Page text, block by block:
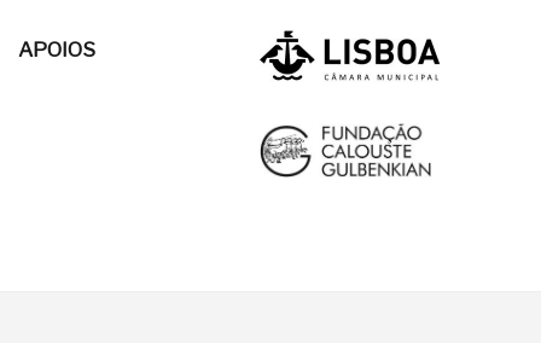
APOIOS